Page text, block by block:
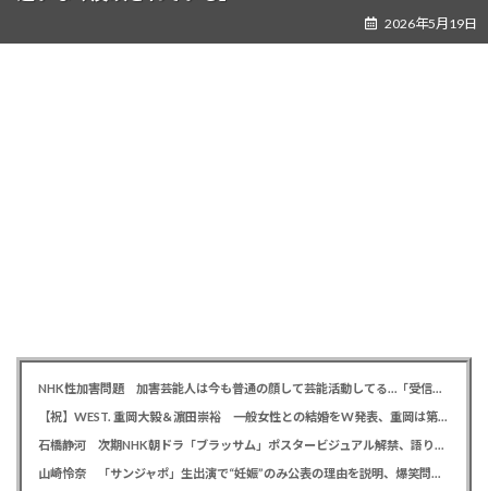
2026年5月19日
NHK性加害問題 加害芸能人は今も普通の顔して芸能活動してる…「受信料を取るくらいなら詳細を伝えよ」視聴者からは批判の声
【祝】WEST. 重岡大毅＆濵田崇裕 一般女性との結婚をW発表、重岡は第1子誕生も報告
石橋静河 次期NHK朝ドラ「ブラッサム」ポスタービジュアル解禁、語りは三條雅幸アナウンサー
山崎怜奈 「サンジャポ」生出演で“妊娠”のみ公表の理由を説明、爆笑問題には「お祝い待ってます」